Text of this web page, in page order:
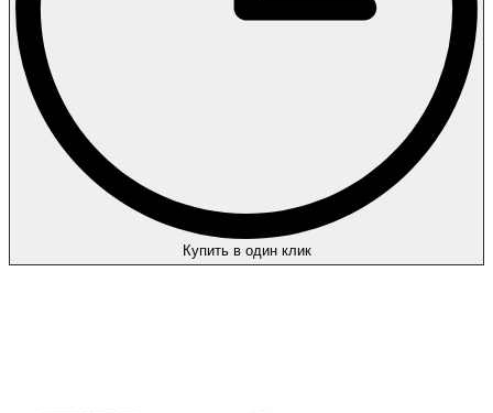
Купить в один клик